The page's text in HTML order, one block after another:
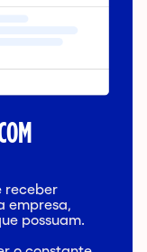
receber
empresa,
possuam.